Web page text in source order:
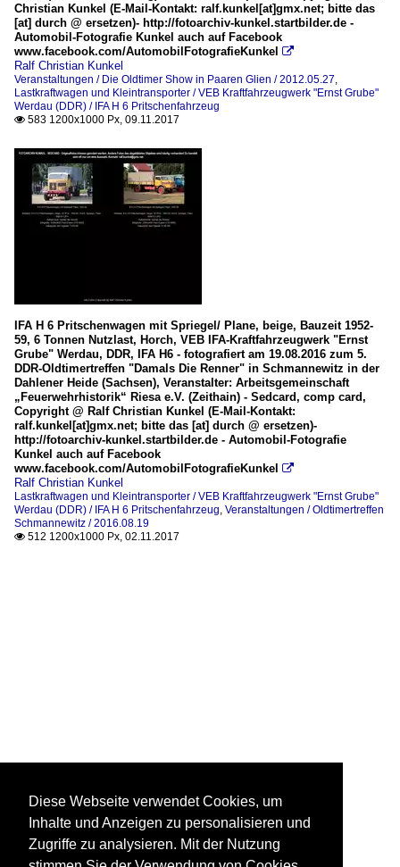
Christian Kunkel (E-Mail-Kontakt: ralf.kunkel[at]gmx.net; bitte das
[at] durch @ ersetzen)- http://fotoarchiv-kunkel.startbilder.de -
Automobil-Fotografie Kunkel auch auf Facebook
www.facebook.com/AutomobilFotografieKunkel

Ralf Christian Kunkel
Veranstaltungen / Die Oldtimer Show in Paaren Glien / 2012.05.27,
Lastkraftwagen und Kleintransporter / VEB Kraftfahrzeugwerk "Ernst Grube"
Werdau (DDR) / IFA H 6 Pritschenfahrzeug
 583 1200x1000 Px, 09.11.2017
IFA H 6 Pritschenwagen mit Spriegel/ Plane, beige, Bauzeit 1952-
59, 6 Tonnen Nutzlast, Horch, VEB IFA-Kraftfahrzeugwerk "Ernst
Grube" Werdau, DDR, IFA H6 - fotografiert am 19.08.2016 zum 5.
DDR-Oldtimertreffen "Damals Die Renner" in Schmannewitz in der
Dahlener Heide (Sachsen), Veranstalter: Arbeitsgemeinschaft
„Feuerwehrhistorik“ Riesa e.V. (Zeithain) - Sedcard, comp card,
Copyright @ Ralf Christian Kunkel (E-Mail-Kontakt:
ralf.kunkel[at]gmx.net; bitte das [at] durch @ ersetzen)-
http://fotoarchiv-kunkel.startbilder.de - Automobil-Fotografie
Kunkel auch auf Facebook
www.facebook.com/AutomobilFotografieKunkel

Ralf Christian Kunkel
Lastkraftwagen und Kleintransporter / VEB Kraftfahrzeugwerk "Ernst Grube"
Werdau (DDR) / IFA H 6 Pritschenfahrzeug, Veranstaltungen / Oldtimertreffen
Schmannewitz / 2016.08.19
 512 1200x1000 Px, 02.11.2017
Diese Webseite verwendet Cookies, um
Inhalte und Anzeigen zu personalisieren und
Zugriffe zu analysieren. Mit der Nutzung